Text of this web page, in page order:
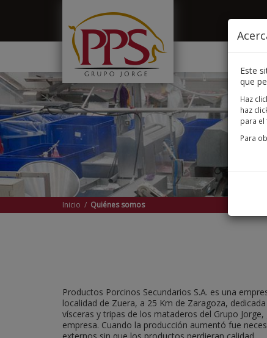
Inicio / Quiénes somos
Productos Porcinos Secundarios S.A. es una
localidad de Zuera, a 25 Km de Zaragoza,
vísceras y tripas de los mataderos del Grupo
empresa. Cuando la producción aumentó fue
Este
que
Haz
haz
para el
Para